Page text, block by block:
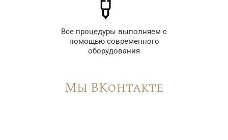
Все процедуры выполняем с
помощью современного
оборудования
Мы ВКонтакте